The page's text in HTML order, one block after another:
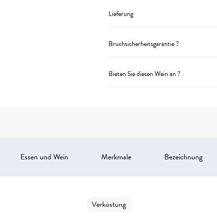
Lieferung
Bruchsicherheitsgarantie ?
Bieten Sie diesen Wein an ?
Essen und Wein Merkmale Bezeichnung
Verkostung